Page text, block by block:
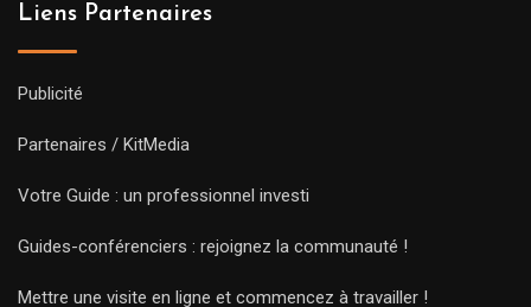
Liens Partenaires
Publicité
Partenaires / KitMedia
Votre Guide : un professionnel investi
Guides-conférenciers : rejoignez la communauté !
Mettre une visite en ligne et commencez à travailler !